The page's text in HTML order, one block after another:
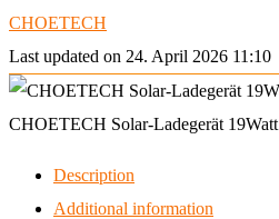
CHOETECH
Last updated on 24. April 2026 11:10
CHOETECH Solar-Ladegerät 19Watt
Description
Additional information